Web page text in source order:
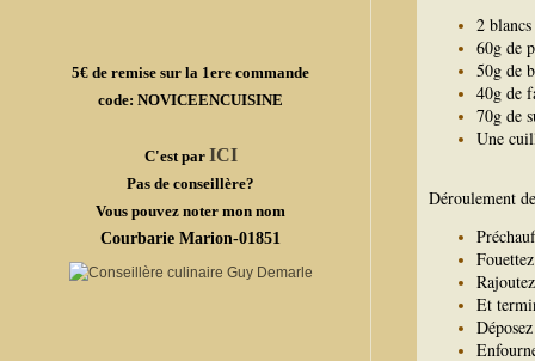
5€ de remise sur la 1ere commande
code: NOVICEENCUISINE
C'est par ICI
Pas de conseillère?
Vous pouvez noter mon nom
Courbarie Marion-01851
2
60g de
50g de
40g de
70g de
Une
Déroulement
Et